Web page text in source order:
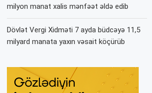
milyon manat xalis mənfəət əldə edib
Dövlət Vergi Xidməti 7 ayda büdcəyə 11,5
milyard manata yaxın vəsait köçürüb